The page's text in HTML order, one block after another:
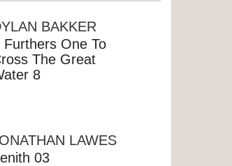
BAKKER
Furthers One To
The Great
8
LAWES
03